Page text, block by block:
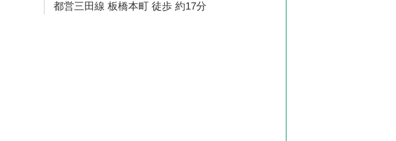
都営三田線 板橋本町 徒歩 約17分